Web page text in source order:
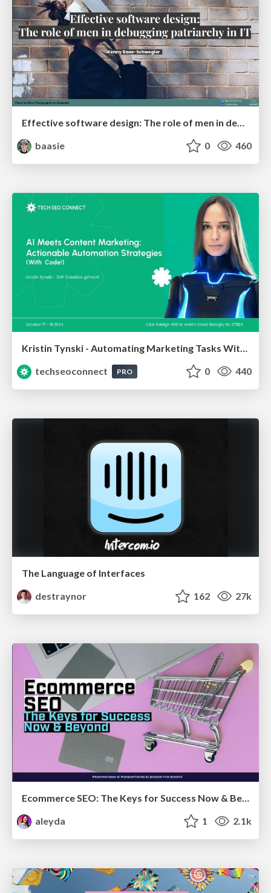
Effective software design: The role of men in debugging patriarchy in IT @ Voxxed Days AMS
baasie
0 460
techseoconnect
PRO 0 440
The Language of Interfaces
destraynor
162 27k
Ecommerce SEO: The Keys for Success Now & Beyond - #SERPConf2024
aleyda
1 2.1k